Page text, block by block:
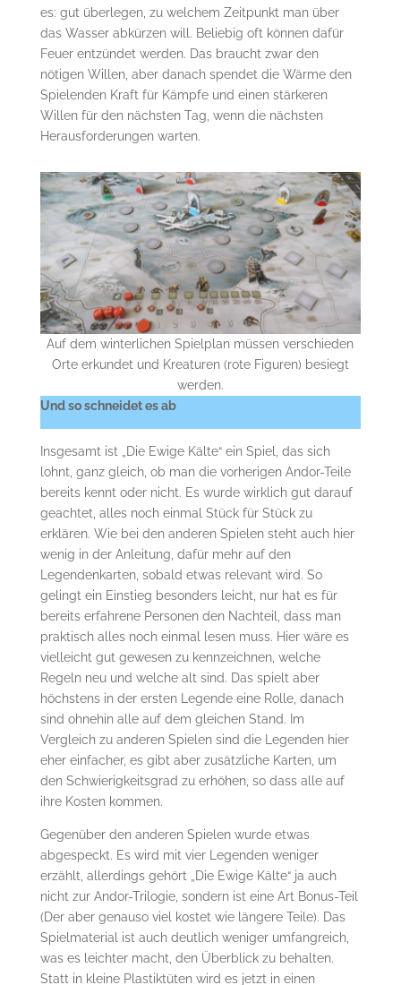
es: gut überlegen, zu welchem Zeitpunkt man über
das Wasser abkürzen will. Beliebig oft können dafür
Feuer entzündet werden. Das braucht zwar den
nötigen Willen, aber danach spendet die Wärme den
Spielenden Kraft für Kämpfe und einen stärkeren
Willen für den nächsten Tag, wenn die nächsten
Herausforderungen warten.
Auf dem winterlichen Spielplan müssen verschieden
Orte erkundet und Kreaturen (rote Figuren) besiegt
werden.
Und so schneidet es ab
Insgesamt ist „Die Ewige Kälte“ ein Spiel, das sich
lohnt, ganz gleich, ob man die vorherigen Andor-Teile
bereits kennt oder nicht. Es wurde wirklich gut darauf
geachtet, alles noch einmal Stück für Stück zu
erklären. Wie bei den anderen Spielen steht auch hier
wenig in der Anleitung, dafür mehr auf den
Legendenkarten, sobald etwas relevant wird. So
gelingt ein Einstieg besonders leicht, nur hat es für
bereits erfahrene Personen den Nachteil, dass man
praktisch alles noch einmal lesen muss. Hier wäre es
vielleicht gut gewesen zu kennzeichnen, welche
Regeln neu und welche alt sind. Das spielt aber
höchstens in der ersten Legende eine Rolle, danach
sind ohnehin alle auf dem gleichen Stand. Im
Vergleich zu anderen Spielen sind die Legenden hier
eher einfacher, es gibt aber zusätzliche Karten, um
den Schwierigkeitsgrad zu erhöhen, so dass alle auf
ihre Kosten kommen.
Gegenüber den anderen Spielen wurde etwas
abgespeckt. Es wird mit vier Legenden weniger
erzählt, allerdings gehört „Die Ewige Kälte“ ja auch
nicht zur Andor-Trilogie, sondern ist eine Art Bonus-Teil
(Der aber genauso viel kostet wie längere Teile). Das
Spielmaterial ist auch deutlich weniger umfangreich,
was es leichter macht, den Überblick zu behalten.
Statt in kleine Plastiktüten wird es jetzt in einen